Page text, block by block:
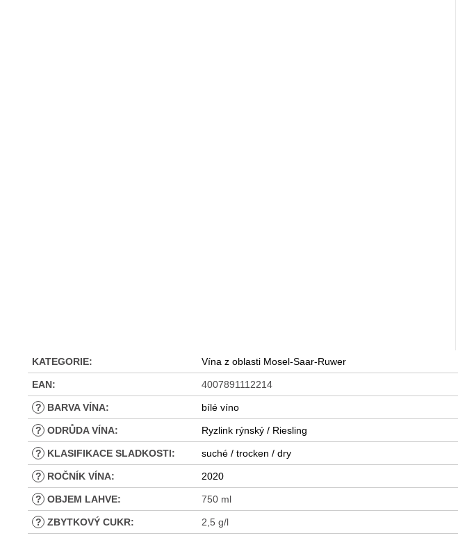
KATEGORIE: Vína z oblasti Mosel-Saar-Ruwer
EAN: 4007891112214
? BARVA VÍNA: bílé víno
? ODRŮDA VÍNA: Ryzlink rýnský / Riesling
? KLASIFIKACE SLADKOSTI: suché / trocken / dry
? ROČNÍK VÍNA: 2020
? OBJEM LAHVE: 750 ml
? ZBYTKOVÝ CUKR: 2,5 g/l